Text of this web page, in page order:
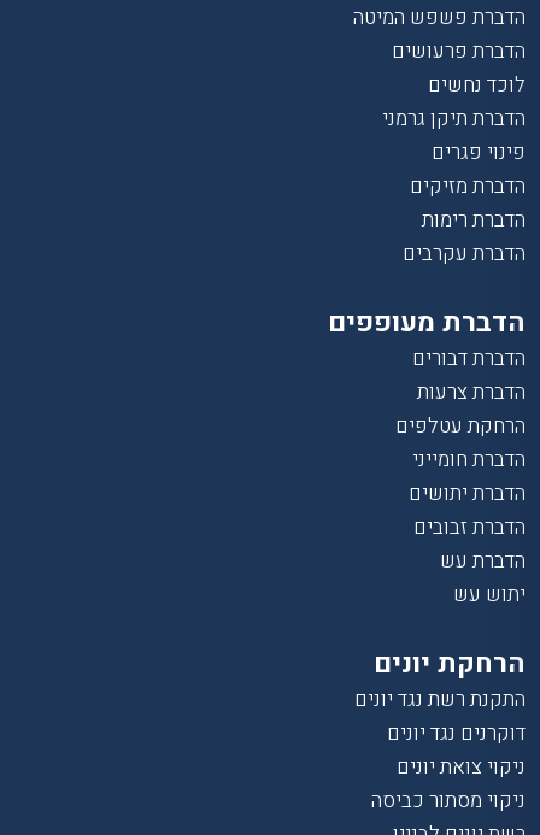
הדברת פשפש המיטה
הדברת פרעושים
לוכד נחשים
הדברת תיקן גרמני
פינוי פגרים
הדברת מזיקים
הדברת רימות
הדברת עקרבים
הדברת מעופפים
הדברת דבורים
הדברת צרעות
הרחקת עטלפים
הדברת חומייני
הדברת יתושים
הדברת זבובים
הדברת עש
יתוש עש
הרחקת יונים
התקנת רשת נגד יונים
דוקרנים נגד יונים
ניקוי צואת יונים
ניקוי מסתור כביסה